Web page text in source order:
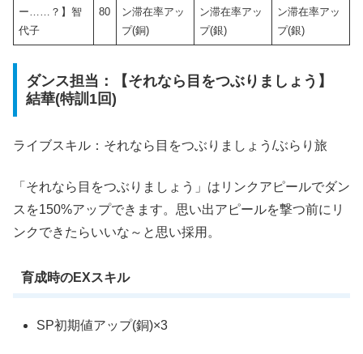
ー……？】智
代子
80
ン滞在率アッ
プ(銅)
ン滞在率アッ
プ(銀)
ン滞在率アッ
プ(銀)
ダンス担当：【それなら目をつぶりましょう】
結華(特訓1回)
ライブスキル：それなら目をつぶりましょう/ぶらり旅
「それなら目をつぶりましょう」はリンクアピールでダン
スを150%アップできます。思い出アピールを撃つ前にリ
ンクできたらいいな～と思い採用。
育成時のEXスキル
SP初期値アップ(銅)×3